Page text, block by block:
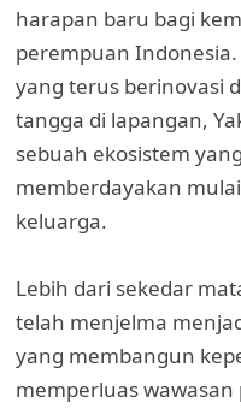
harapan baru bagi
perempuan
yang terus berinovasi
tangga di lapangan,
sebuah ekosistem
memberdayakan
keluarga.
Lebih dari sekedar
telah menjelma
yang membangun
memperluas